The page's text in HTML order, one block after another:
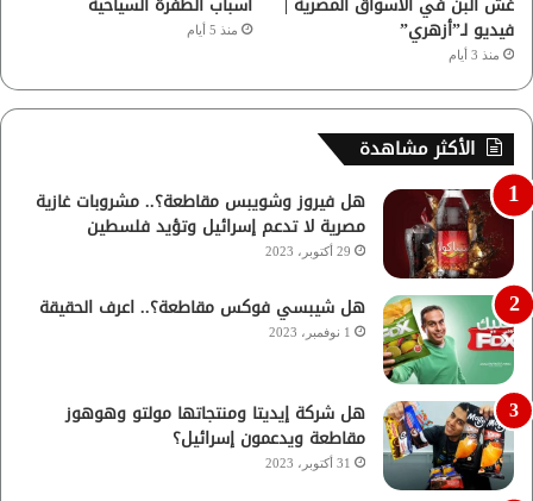
فيديو لـ”أزهري”
منذ 3 أيام
منذ 5 أيام
الأكثر مشاهدة
هل فيروز وشويبس مقاطعة؟.. مشروبات غازية
مصرية لا تدعم إسرائيل وتؤيد فلسطين
29 أكتوبر، 2023
هل شيبسي فوكس مقاطعة؟.. اعرف الحقيقة
1 نوفمبر، 2023
هل شركة إيديتا ومنتجاتها مولتو وهوهوز
مقاطعة ويدعمون إسرائيل؟
31 أكتوبر، 2023